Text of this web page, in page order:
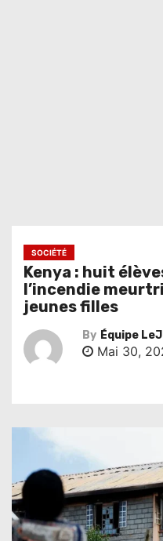
SOCIÉTÉ
Kenya : huit
l’incendie
jeunes filles
By Équipe
Mai 30,